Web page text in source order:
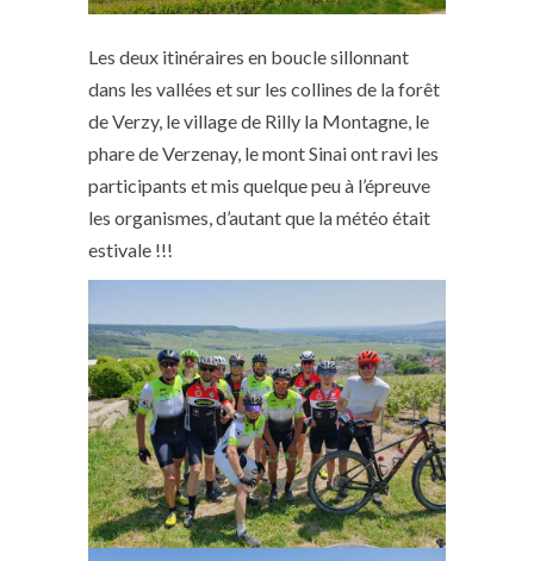
Les deux itinéraires en boucle sillonnant
dans les vallées et sur les collines de la forêt
de Verzy, le village de Rilly la Montagne, le
phare de Verzenay, le mont Sinai ont ravi les
participants et mis quelque peu à l’épreuve
les organismes, d’autant que la météo était
estivale !!!